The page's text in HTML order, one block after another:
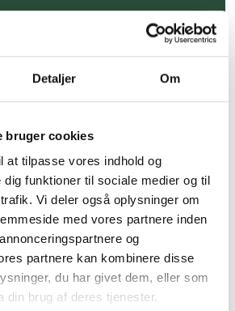
Detaljer Om
bruger cookies
at tilpasse vores indhold og
dig funktioner til sociale medier og til
Vi deler også oplysninger om
med vores partnere inden
og
partnere kan kombinere disse
du har givet dem, eller som
din brug af deres tjenester.
levering (30 min. i Kbh)
lave priser*
ikke ernæringsprodukter.
udvalg af kendte
et stort udvalg af kendte
vitaminer og andre spændende
– altid til fast lav pris.